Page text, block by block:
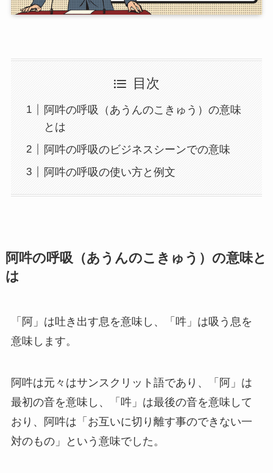
目次
阿吽の呼吸（あうんのこきゅう）の意味
とは
阿吽の呼吸のビジネスシーンでの意味
阿吽の呼吸の使い方と例文
阿吽の呼吸（あうんのこきゅう）の意味と
は
「阿」は吐き出す息を意味し、「吽」は吸う息を
意味します。
阿吽は元々はサンスクリット語であり、「阿」は
最初の音を意味し、「吽」は最後の音を意味して
おり、阿吽は「お互いに切り離す事のできない一
対のもの」という意味でした。